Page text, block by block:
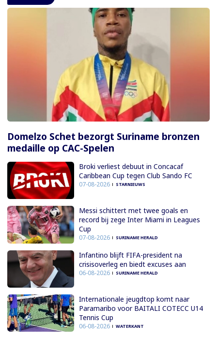
Domelzo Schet bezorgt Suriname bronzen
medaille op CAC-Spelen
Broki verliest debuut in Concacaf
Caribbean Cup tegen Club Sando FC
07-08-2026 STARNIEUWS
Messi schittert met twee goals en
record bij zege Inter Miami in Leagues
Cup
07-08-2026 SURINAME HERALD
Infantino blijft FIFA-president na
crisisoverleg en biedt excuses aan
06-08-2026 SURINAME HERALD
Internationale jeugdtop komt naar
Paramaribo voor BAITALI COTECC U14
Tennis Cup
06-08-2026 WATERKANT